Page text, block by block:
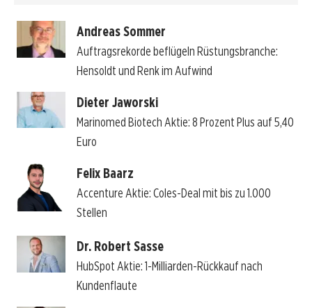
Andreas Sommer
Auftragsrekorde beflügeln Rüstungsbranche:
Hensoldt und Renk im Aufwind
Dieter Jaworski
Marinomed Biotech Aktie: 8 Prozent Plus auf 5,40
Euro
Felix Baarz
Accenture Aktie: Coles-Deal mit bis zu 1.000
Stellen
Dr. Robert Sasse
HubSpot Aktie: 1-Milliarden-Rückkauf nach
Kundenflaute